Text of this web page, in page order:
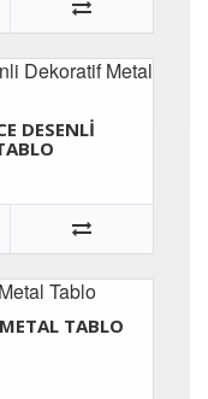
DESENLI
TABLO